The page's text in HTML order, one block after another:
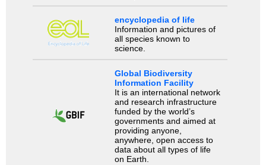
encyclopedia of life
Information and pictures of
all species known to
science.
Global Biodiversity
Information Facility
It is an international network
and research infrastructure
funded by the world’s
governments and aimed at
providing anyone,
anywhere, open access to
data about all types of life
on Earth.